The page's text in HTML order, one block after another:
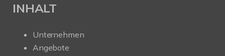
INHALT
Unternehmen
Angebote